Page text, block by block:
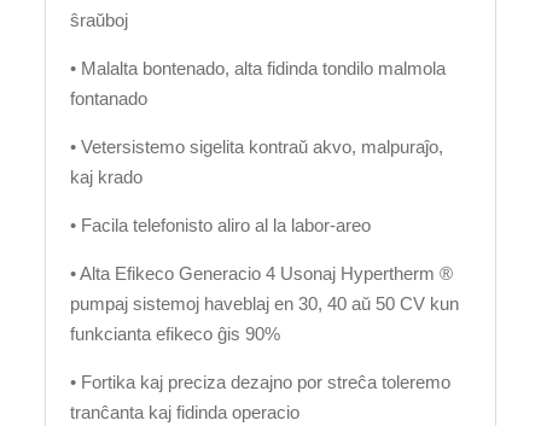
ŝraŭboj
• Malalta bontenado, alta fidinda tondilo malmola
fontanado
• Vetersistemo sigelita kontraŭ akvo, malpuraĵo,
kaj krado
• Facila telefonisto aliro al la labor-areo
• Alta Efikeco Generacio 4 Usonaj Hypertherm ®
pumpaj sistemoj haveblaj en 30, 40 aŭ 50 CV kun
funkcianta efikeco ĝis 90%
• Fortika kaj preciza dezajno por streĉa toleremo
tranĉanta kaj fidinda operacio